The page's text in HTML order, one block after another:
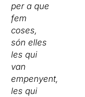
per a que
fem
coses,
són elles
les qui
van
empenyent,
les qui